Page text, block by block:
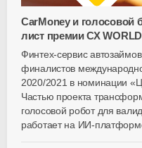
CarMoney и голосовой
лист премии СХ
Финтех-сервис
финалистов
2020/2021 в номинации
Частью проекта
голосовой робот для
работает на ИИ-